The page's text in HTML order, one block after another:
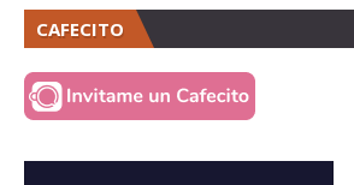
CAFECITO